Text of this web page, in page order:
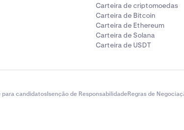
Carteira de criptomoedas
Carteira de Bitcoin
Carteira de Ethereum
Carteira de Solana
Carteira de USDT
para candidatosIsenção de ResponsabilidadeRegras de